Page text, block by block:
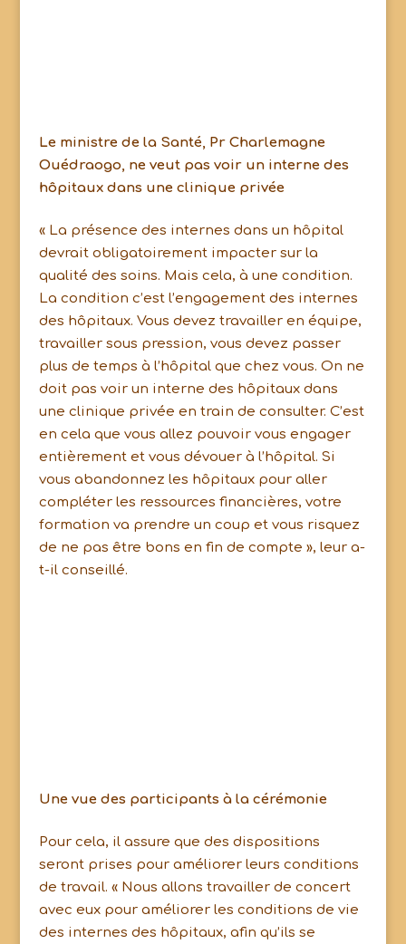
Le ministre de la Santé, Pr Charlemagne
Ouédraogo, ne veut pas voir un interne des
hôpitaux dans une clinique privée
« La présence des internes dans un hôpital
devrait obligatoirement impacter sur la
qualité des soins. Mais cela, à une condition.
La condition c’est l’engagement des internes
des hôpitaux. Vous devez travailler en équipe,
travailler sous pression, vous devez passer
plus de temps à l’hôpital que chez vous. On ne
doit pas voir un interne des hôpitaux dans
une clinique privée en train de consulter. C’est
en cela que vous allez pouvoir vous engager
entièrement et vous dévouer à l’hôpital. Si
vous abandonnez les hôpitaux pour aller
compléter les ressources financières, votre
formation va prendre un coup et vous risquez
de ne pas être bons en fin de compte », leur a-
t-il conseillé.
Une vue des participants à la cérémonie
Pour cela, il assure que des dispositions
seront prises pour améliorer leurs conditions
de travail. « Nous allons travailler de concert
avec eux pour améliorer les conditions de vie
des internes des hôpitaux, afin qu’ils se